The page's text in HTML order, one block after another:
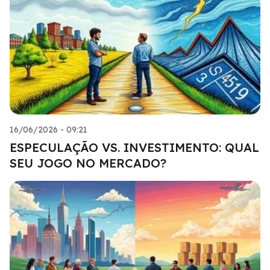
16/06/2026 - 09:21
ESPECULAÇÃO VS. INVESTIMENTO: QUAL
SEU JOGO NO MERCADO?